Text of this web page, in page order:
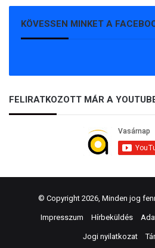
KÖVESSEN MINKET A
FELIRATKOZOTT MÁR A
© Copyright 2026, Minden jog
Impresszum Hírbeküldés
Jogi nyilatkozat